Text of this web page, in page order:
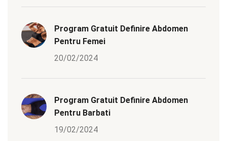
Program Gratuit Definire Abdomen
Pentru Femei
20/02/2024
Program Gratuit Definire Abdomen
Pentru Barbati
19/02/2024